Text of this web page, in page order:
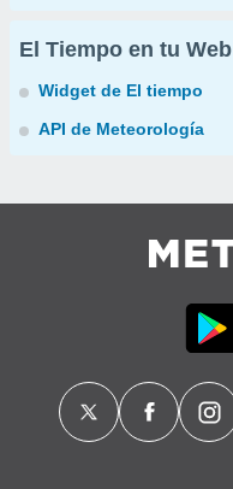
El Tiempo en tu Web
Widget de El tiempo
API de Meteorología